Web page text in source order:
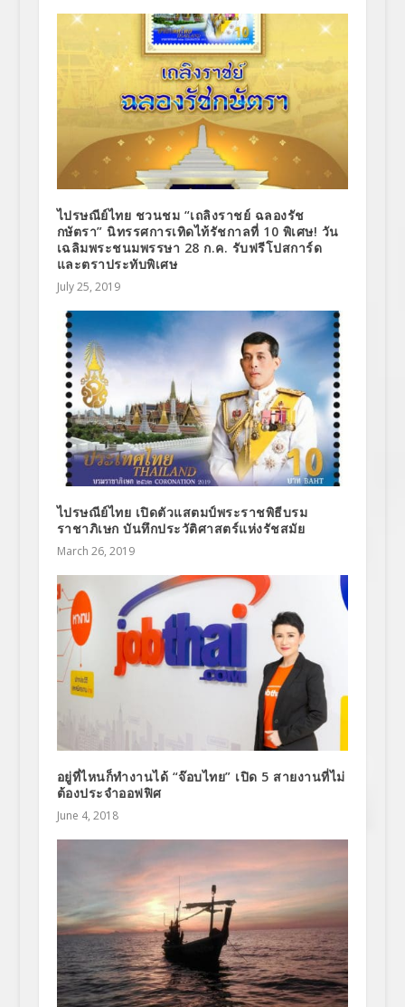
ไปรษณีย์ไทย ชวนชม “เถลิงราชย์ ฉลองรัช
กษัตรา” นิทรรศการเทิดไท้รัชกาลที่ 10 พิเศษ! วัน
เฉลิมพระชนมพรรษา 28 ก.ค. รับฟรีโปสการ์ด
และตราประทับพิเศษ
July 25, 2019
ไปรษณีย์ไทย เปิดตัวแสตมป์พระราชพิธีบรม
ราชาภิเษก บันทึกประวัติศาสตร์แห่งรัชสมัย
March 26, 2019
อยู่ที่ไหนก็ทำงานได้ “จ๊อบไทย” เปิด 5 สายงานที่ไม่
ต้องประจำออฟฟิศ
June 4, 2018